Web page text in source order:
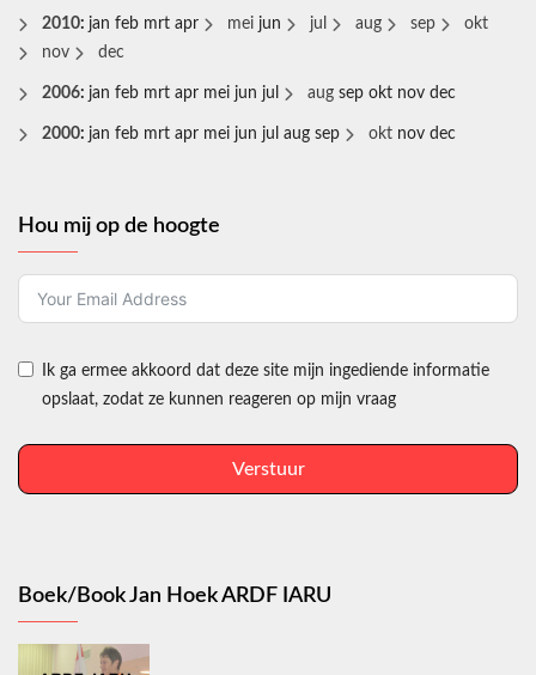
2010: jan feb mrt apr mei jun jul aug sep
okt
nov
dec
2006: jan feb mrt apr mei jun jul aug sep okt nov dec
2000: jan feb mrt apr mei jun jul aug sep okt nov dec
Hou mij op de hoogte
Ik ga ermee akkoord dat deze site mijn ingediende informatie
opslaat, zodat ze kunnen reageren op mijn vraag
Verstuur
Boek/Book Jan Hoek ARDF IARU